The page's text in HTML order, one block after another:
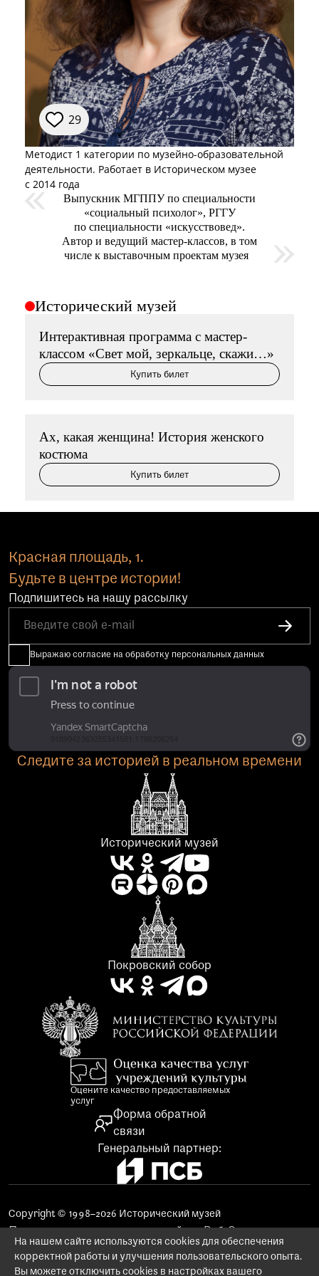
Опрос о качестве работы музея
Просим вас пройти опрос
о качестве работы музея. Ваше
мнение поможет нам стать лучше!
Пройти опрос
29
Методист 1 категории по музейно-образовательной
деятельности. Работает в Историческом музее
с 2014 года
Выпускник МГППУ по специальности
«социальный психолог», РГГУ
по специальности «искусствовед».
Автор и ведущий мастер-классов, в том
числе к выставочным проектам музея
Исторический музей
Интерактивная программа с мастер-
классом «Свет мой, зеркальце, скажи…»
Купить билет
Ах, какая женщина! История женского
костюма
Купить билет
Красная площадь, 1.
Будьте в центре истории!
Подпишитесь на нашу рассылку
Выражаю согласие на обработку персональных данных
Следите за историей в реальном времени
Исторический музей
Покровский собор
Генеральный партнер:
Оцените качество предоставляемых
услуг
Форма обратной
связи
Copyright © 1998–2026 Исторический музей
Использование материалов сайта
Заказ изображений предметов музейного фонда
На нашем сайте используются cookies для обеспечения
корректной работы и улучшения пользовательского опыта.
Вы можете отключить cookies в настройках вашего